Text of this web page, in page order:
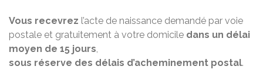
Vous recevrez l’acte de naissance demandé par voie
postale et gratuitement à votre domicile dans un délai
moyen de 15 jours,
sous réserve des délais d’acheminement postal.